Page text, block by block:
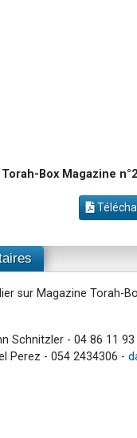
Torah-Box Magazine
sur Magazine Torah-
Schnitzler - 04 86 11 93
Perez - 054 2434306 -